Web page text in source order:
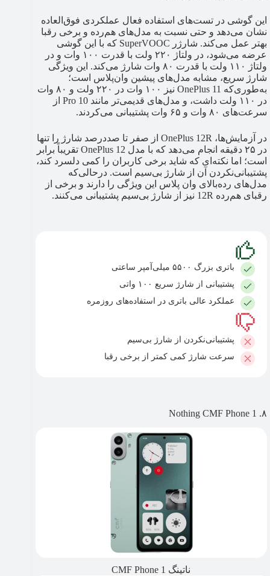
این گوشی در تست‌های استفاده فعال عملکردی فوق‌العاده
نشان می‌دهد و حتی نسبت به مدل‌های هم‌رده و برخی رقبا
بهتر عمل می‌کند. شارژر SuperVOOC که با این گوشی
عرضه می‌شود، در ولتاژ ۲۲۰ ولت با قدرت ۱۰۰ وات و در
ولتاژ ۱۱۰ ولت با قدرت ۸۰ وات شارژ می‌کند. این ویژگی
شارژ سریع، مشابه مدل‌های پیشین وان‌پلاس است؛
به‌طوری‌که OnePlus 11 نیز ۱۰۰ وات در ۲۲۰ ولت و ۸۰ وات
در ۱۱۰ ولت داشت، و مدل‌های قدیمی‌تر مانند 10 Pro از
سرعت‌های ۸۰ وات و ۶۵ وات پشتیبانی می‌کردند.
در آزمایش‌ها، OnePlus 12R از صفر تا صددرصد شارژ را تنها
در ۲۵ دقیقه انجام می‌دهد که با مدل OnePlus 12 تقریباً برابر
است؛ اما نکته‌ای که شاید برخی کاربران را کمی دلسرد کند،
پشتیبانی‌نکردن آن از شارژ بی‌سیم است. درحالی‌که
مدل‌های رده‌بالای وان پلاس این ویژگی را دارند و برخی از
رقبای هم‌رده 12R نیز از شارژ بی‌سیم پشتیبانی می‌کنند.
باتری بزرگ ۵۵۰۰ میلی‌آمپر ساعتی
پشتیبانی از شارژ سریع ۱۰۰ واتی
عملکرد عالی باتری در استفاده‌های روزمره
پشتیبانی‌نکردن از شارژ بی‌سیم
سرعت شارژ کمی کمتر از برخی رقبا
۸. Nothing CMF Phone 1
ناتینگ CMF Phone 1